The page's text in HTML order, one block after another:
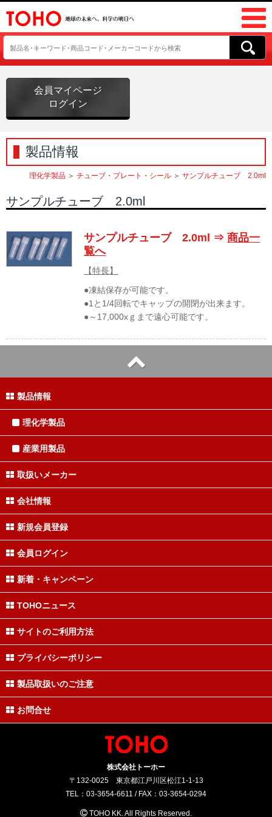
会員マイページ
ログイン
製品情報
理化学製品 ＞ チューブ・プレート・シール ＞ サンプルチューブ 2.0ml
サンプルチューブ 2.0ml
サンプルチューブ 2.0ml ⇒商品一
覧へ
【特長】
●凍結保存が可能です。
●1と1/4回転でキャップの開閉が出来ます。
●～17,000xｇまで遠心可能です。
製品情報
理化学製品
産業用製品
取扱いメーカー
会社情報
新規会員登録
会員ログイン
新着・キャンペーン
TOHOニュース
サイトのご利用方法
プライバシーポリシー
製品取扱いのご注意
お問合せ
株式会社トーホー
〒132-0025 東京都江戸川区松江1-1-13
TEL：03-3654-6611 / FAX：03-3654-0294
TOHO KK. All Rights Reserved.